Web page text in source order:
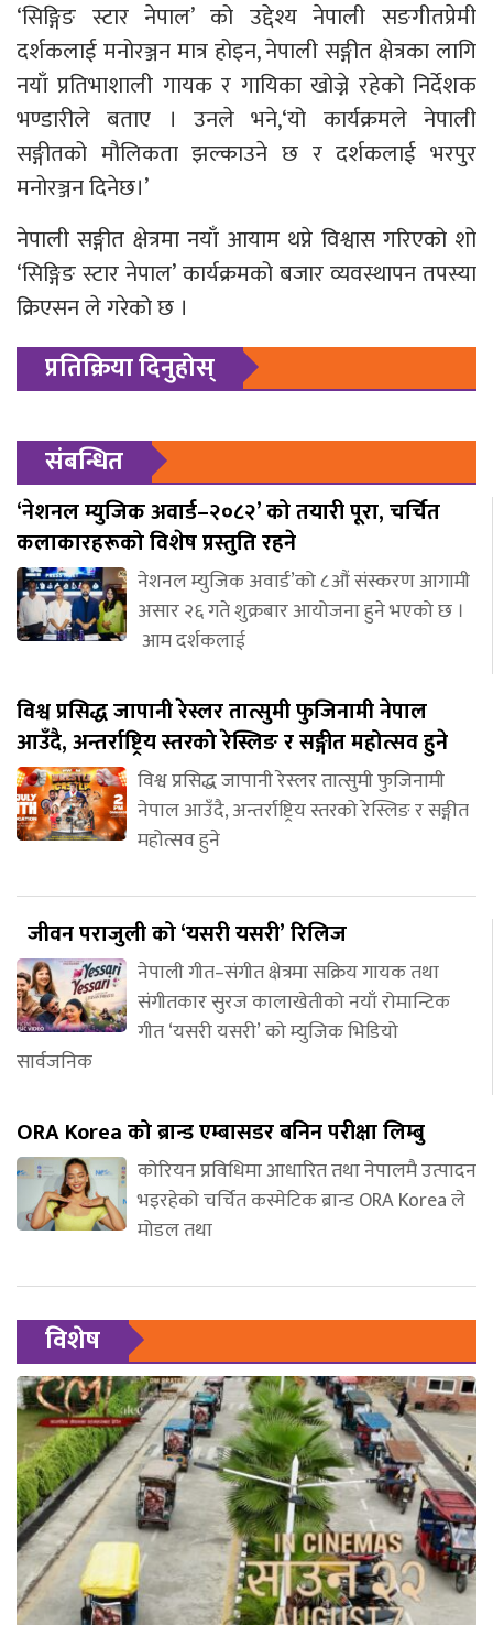
‘सिङ्गिङ स्टार नेपाल’ को उद्देश्य नेपाली सङगीतप्रेमी
दर्शकलाई मनोरञ्जन मात्र होइन, नेपाली सङ्गीत क्षेत्रका लागि
नयाँ प्रतिभाशाली गायक र गायिका खोज्ने रहेको निर्देशक
भण्डारीले बताए । उनले भने,‘यो कार्यक्रमले नेपाली
सङ्गीतको मौलिकता झल्काउने छ र दर्शकलाई भरपुर
मनोरञ्जन दिनेछ।’
नेपाली सङ्गीत क्षेत्रमा नयाँ आयाम थप्ने विश्वास गरिएको शो
‘सिङ्गिङ स्टार नेपाल’ कार्यक्रमको बजार व्यवस्थापन तपस्या
क्रिएसन ले गरेको छ ।
प्रतिक्रिया दिनुहोस्
संबन्धित
‘नेशनल म्युजिक अवार्ड–२०८२’ को तयारी पूरा, चर्चित
कलाकारहरूको विशेष प्रस्तुति रहने
नेशनल म्युजिक अवार्ड’को ८औं संस्करण आगामी
असार २६ गते शुक्रबार आयोजना हुने भएको छ ।
आम दर्शकलाई
विश्व प्रसिद्ध जापानी रेस्लर तात्सुमी फुजिनामी नेपाल
आउँदै, अन्तर्राष्ट्रिय स्तरको रेस्लिङ र सङ्गीत महोत्सव हुने
विश्व प्रसिद्ध जापानी रेस्लर तात्सुमी फुजिनामी
नेपाल आउँदै, अन्तर्राष्ट्रिय स्तरको रेस्लिङ र सङ्गीत
महोत्सव हुने
जीवन पराजुली को ‘यसरी यसरी’ रिलिज
नेपाली गीत–संगीत क्षेत्रमा सक्रिय गायक तथा
संगीतकार सुरज कालाखेतीको नयाँ रोमान्टिक
गीत ‘यसरी यसरी’ को म्युजिक भिडियो
सार्वजनिक
ORA Korea को ब्रान्ड एम्बासडर बनिन परीक्षा लिम्बु
कोरियन प्रविधिमा आधारित तथा नेपालमै उत्पादन
भइरहेको चर्चित कस्मेटिक ब्रान्ड ORA Korea ले
मोडल तथा
विशेष